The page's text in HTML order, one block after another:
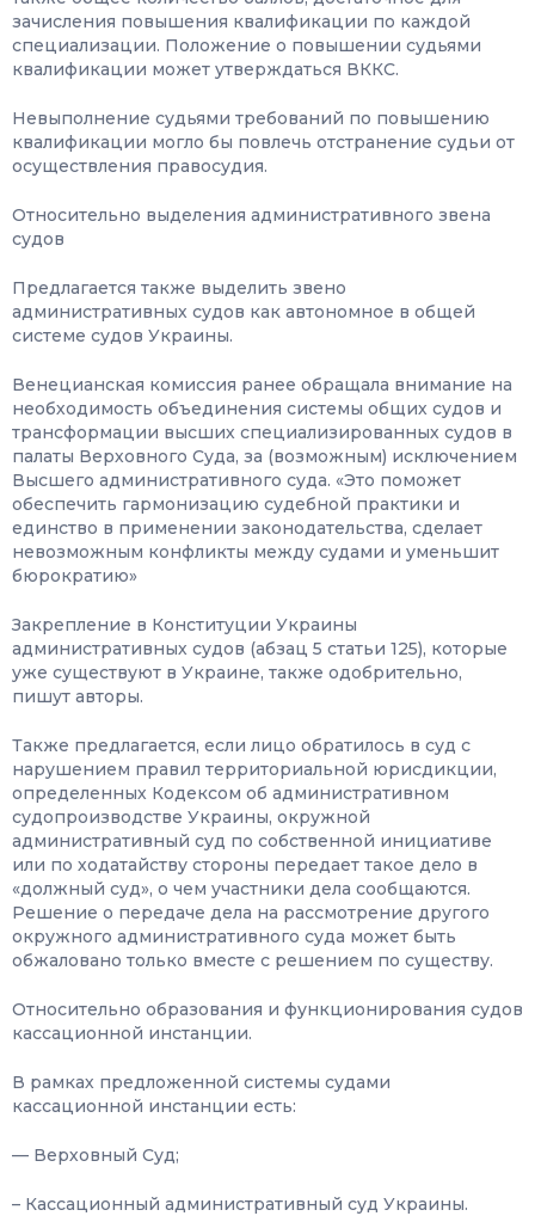
зачисления повышения квалификации по каждой
специализации. Положение о повышении судьями
квалификации может утверждаться ВККС.
Невыполнение судьями требований по повышению
квалификации могло бы повлечь отстранение судьи от
осуществления правосудия.
Относительно выделения административного звена
судов
Предлагается также выделить звено
административных судов как автономное в общей
системе судов Украины.
Венецианская комиссия ранее обращала внимание на
необходимость объединения системы общих судов и
трансформации высших специализированных судов в
палаты Верховного Суда, за (возможным) исключением
Высшего административного суда. «Это поможет
обеспечить гармонизацию судебной практики и
единство в применении законодательства, сделает
невозможным конфликты между судами и уменьшит
бюрократию»
Закрепление в Конституции Украины
административных судов (абзац 5 статьи 125), которые
уже существуют в Украине, также одобрительно,
пишут авторы.
Также предлагается, если лицо обратилось в суд с
нарушением правил территориальной юрисдикции,
определенных Кодексом об административном
судопроизводстве Украины, окружной
административный суд по собственной инициативе
или по ходатайству стороны передает такое дело в
«должный суд», о чем участники дела сообщаются.
Решение о передаче дела на рассмотрение другого
окружного административного суда может быть
обжаловано только вместе с решением по существу.
Относительно образования и функционирования судов
кассационной инстанции.
В рамках предложенной системы судами
кассационной инстанции есть:
— Верховный Суд;
– Кассационный административный суд Украины.